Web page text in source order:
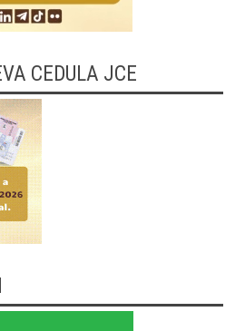
CEDULA JCE